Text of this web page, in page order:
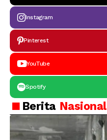
Instagram
Pinterest
YouTube
Spotify
Berita Nasional